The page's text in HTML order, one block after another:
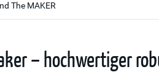
The MAKER
– hochwertiger